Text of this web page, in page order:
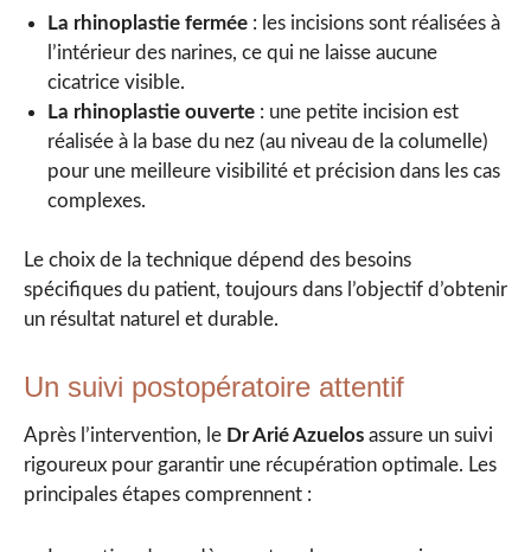
La rhinoplastie fermée : les incisions sont réalisées à
l’intérieur des narines, ce qui ne laisse aucune
cicatrice visible.
La rhinoplastie ouverte : une petite incision est
réalisée à la base du nez (au niveau de la columelle)
pour une meilleure visibilité et précision dans les cas
complexes.
Le choix de la technique dépend des besoins
spécifiques du patient, toujours dans l’objectif d’obtenir
un résultat naturel et durable.
Un suivi postopératoire attentif
Après l’intervention, le Dr Arié Azuelos assure un suivi
rigoureux pour garantir une récupération optimale. Les
principales étapes comprennent :